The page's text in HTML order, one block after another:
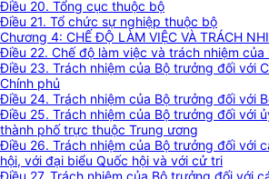
Điều 20. Tổng cục thuộc bộ
Điều 21. Tổ chức sự nghiệp thuộc bộ
Chương 4: CHẾ ĐỘ LÀM VIỆC VÀ TRÁCH
Điều 22. Chế độ làm việc và trách nhiệm
Điều 23. Trách nhiệm của Bộ trưởng đối với
Chính phủ
Điều 24. Trách nhiệm của Bộ trưởng đối với
Điều 25. Trách nhiệm của Bộ trưởng đối với
thành phố trực thuộc Trung ương
Điều 26. Trách nhiệm của Bộ trưởng đối với
hội, với đại biểu Quốc hội và với cử tri
Điều 27. Trách nhiệm của Bộ trưởng đối với